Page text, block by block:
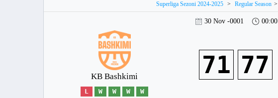
Superliga Sezoni 2024-2025 > Regular Season >
30 Nov -0001 00:00
KB Bashkimi
L W W W W
71 77